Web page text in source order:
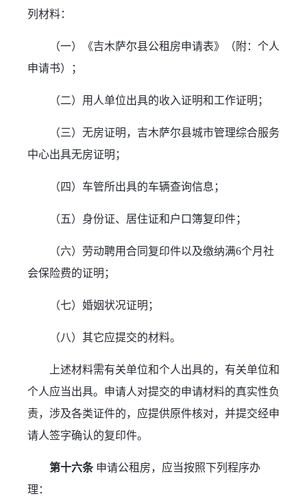
列材料：
（一）《吉木萨尔县公租房申请表》（附：个人
申请书）；
（二）用人单位出具的收入证明和工作证明；
（三）无房证明，吉木萨尔县城市管理综合服务
中心出具无房证明；
（四）车管所出具的车辆查询信息；
（五）身份证、居住证和户口簿复印件；
（六）劳动聘用合同复印件以及缴纳满6个月社
会保险费的证明；
（七）婚姻状况证明；
（八）其它应提交的材料。
上述材料需有关单位和个人出具的，有关单位和
个人应当出具。申请人对提交的申请材料的真实性负
责，涉及各类证件的，应提供原件核对，并提交经申
请人签字确认的复印件。
第十六条 申请公租房，应当按照下列程序办
理：